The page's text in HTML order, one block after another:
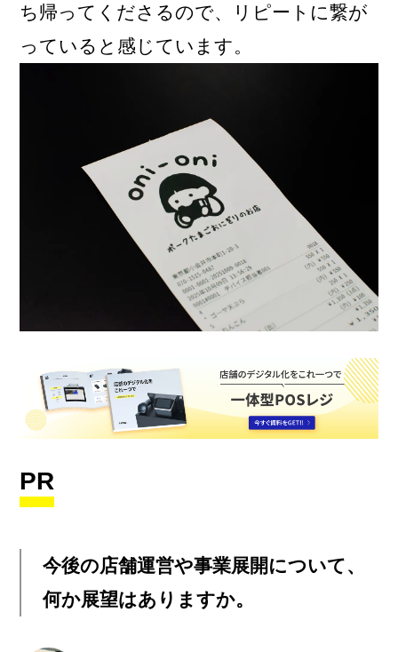
ち帰ってくださるので、リピートに繋が
っていると感じています。
PR
今後の店舗運営や事業展開について、
何か展望はありますか。